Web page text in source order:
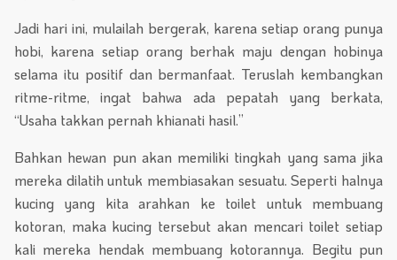
Jadi hari ini, mulailah bergerak, karena setiap orang punya
hobi, karena setiap orang berhak maju dengan hobinya
selama itu positif dan bermanfaat. Teruslah kembangkan
ritme-ritme, ingat bahwa ada pepatah yang berkata,
“Usaha takkan pernah khianati hasil.”
Bahkan hewan pun akan memiliki tingkah yang sama jika
mereka dilatih untuk membiasakan sesuatu. Seperti halnya
kucing yang kita arahkan ke toilet untuk membuang
kotoran, maka kucing tersebut akan mencari toilet setiap
kali mereka hendak membuang kotorannya. Begitu pun